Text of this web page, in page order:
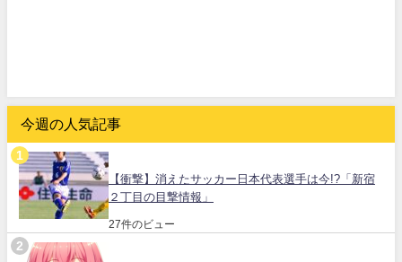
今週の人気記事
【衝撃】消えたサッカー日本代表選手は今!?「新宿
２丁目の目撃情報」
27件のビュー